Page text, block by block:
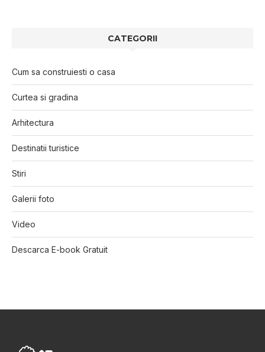
CATEGORII
Cum sa construiesti o casa
Curtea si gradina
Arhitectura
Destinatii turistice
Stiri
Galerii foto
Video
Descarca E-book Gratuit